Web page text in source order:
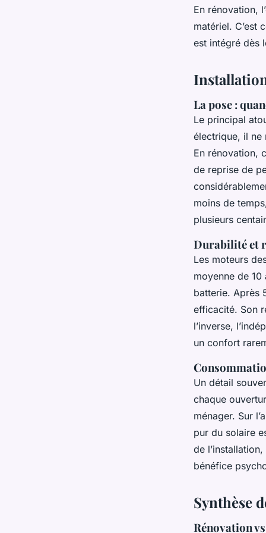
En rénovation,
matériel. C’est
est intégré dès
La pose :
Le principal
électrique, il ne
En rénovation,
de reprise de
moins de
plusieurs
Durabilité et
Les moteurs
moyenne de
batterie. Après
efficacité. Son
l’inverse,
un confort
Un détail
chaque
ménager. Sur
pur du solaire
de
bénéfice
Synthèse
Rénovation